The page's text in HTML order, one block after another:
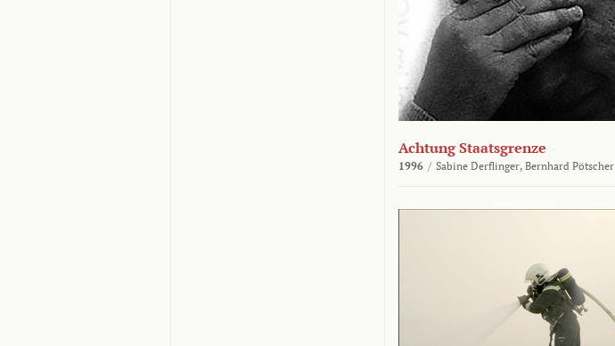
Achtung Staatsgrenze
1996 / Sabine Derflinger, Bernhard Pötscher